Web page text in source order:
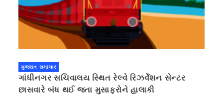
ગુજરાત સમાચાર
ગાંધીનગર સચિવાલય સ્થિત રેલ્વે રિઝર્વેશન સેન્ટર
છાસવારે બંધ થઈ જતા મુસાફરોને હાલાકી